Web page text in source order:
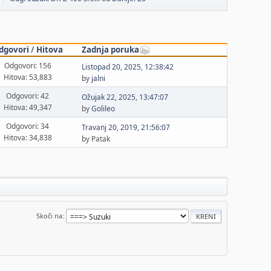
/ Hitova Zadnja poruka
Odgovori: 156
Hitova: 53,883
Listopad 20, 2025, 12:38:42
by jalni
Odgovori: 42
Hitova: 49,347
Ožujak 22, 2025, 13:47:07
byGolileo
Odgovori: 34
Hitova: 34,838
Travanj 20, 2019, 21:56:07
by Patak
Skoči na